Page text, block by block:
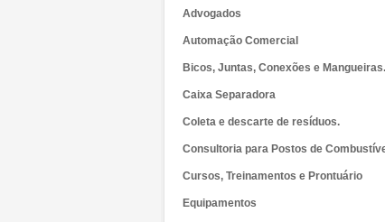
Advogados
Automação Comercial
Bicos, Juntas, Conexões e Mangueiras.
Caixa Separadora
Coleta e descarte de resíduos.
Consultoria para Postos de
Cursos, Treinamentos e Prontuário
Equipamentos